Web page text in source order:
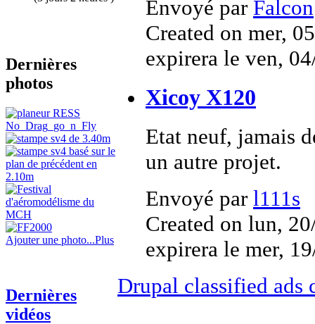
Dernières
photos
Ajouter une photo...Plus
Dernières
vidéos
Envoyé par Falcon
Created on mer,
expirera le ven,
Xicoy X120
Etat neuf, jamais
un autre projet.
Envoyé par l111s
Created on lun,
expirera le mer,
Drupal classified ads